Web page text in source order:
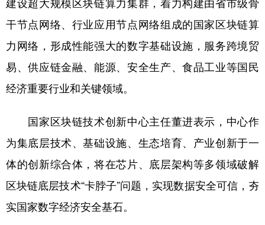
干节点网络、行业应用节点网络组成的国家区块链算
力网络，形成性能强大的数字基础设施，服务跨境贸
易、供应链金融、能源、安全生产、食品工业等国民
经济重要行业和关键领域。
国家区块链技术创新中心主任董进表示，中心作
为集底层技术、基础设施、生态培育、产业创新于一
体的创新综合体，将在芯片、底层架构等多领域破解
区块链底层技术“卡脖子”问题，实现数据安全可信，夯
实国家数字经济安全基石。